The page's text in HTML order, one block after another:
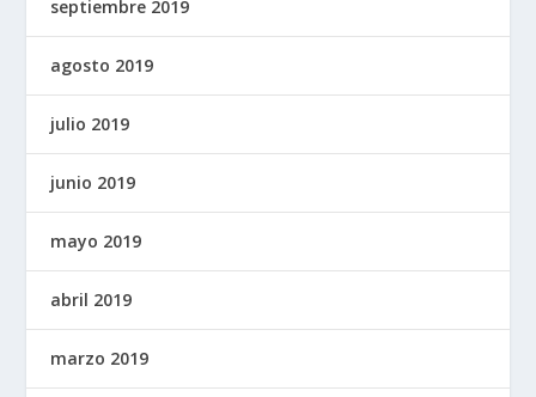
septiembre 2019
agosto 2019
julio 2019
junio 2019
mayo 2019
abril 2019
marzo 2019